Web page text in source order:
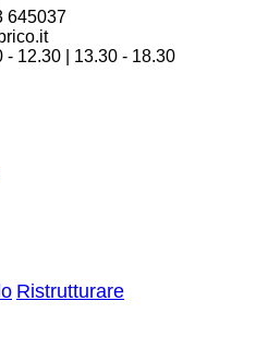
645037
- 12.30 | 13.30 - 18.30
Ristrutturare